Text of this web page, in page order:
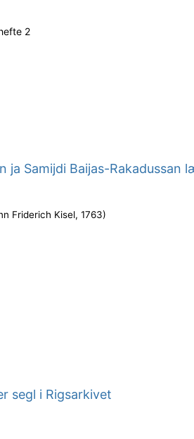
2
ja Samijdi Baijas-Rakadussan
Friderich Kisel,1763)
segl i Rigsarkivet